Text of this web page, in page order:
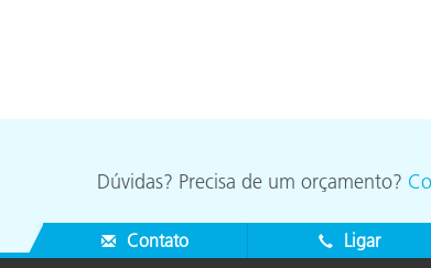
Dúvidas? Precisa de um orçamento?
Contato Ligar